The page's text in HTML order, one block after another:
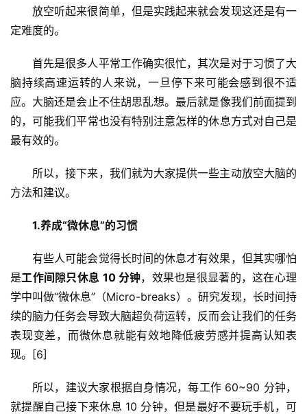
放空听起来很简单，但是实践起来就会发现这还是有一
定难度的。
首先是很多人平常工作确实很忙，其次是对于习惯了大
脑持续高速运转的人来说，一旦停下来可能会感到很不适
应。大脑还是会止不住胡思乱想。最后就是像我们前面提到
的，可能我们平常也没有特别注意怎样的休息方式对自己是
最有效的。
所以，接下来，我们就为大家提供一些主动放空大脑的
方法和建议。
1.养成“微休息”的习惯
有些人可能会觉得长时间的休息才有效果，但其实哪怕
是工作间隙只休息 10 分钟，效果也是很显著的，这在心理
学中叫做“微休息”（Micro-breaks）。研究发现，长时间持
续的脑力任务会导致大脑超负荷运转，反而会让我们的任务
表现变差，而微休息就能有效地降低疲劳感并提高认知表
现。[6]
所以，建议大家根据自身情况，每工作 60~90 分钟，
就提醒自己接下来休息 10 分钟，但是最好不要玩手机，可